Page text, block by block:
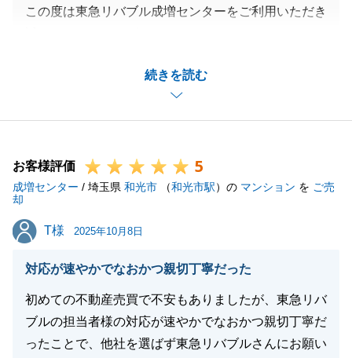
続きを読む
この度は東急リバブル成増センターをご利用いただき
めることができました。
引き続き不動産に関するお悩み等ございましたらお気
軽に御連絡頂けますと幸いです。
お客様評価 5
成増センター / 埼玉県 和光市 （和光市駅）の マンション を ご売
却
T様
T様 2025年10月8日
対応が速やかでなおかつ親切丁寧だった
初めての不動産売買で不安もありましたが、東急リバ
ブルの担当者様の対応が速やかでなおかつ親切丁寧だ
ったことで、他社を選ばず東急リバブルさんにお願い